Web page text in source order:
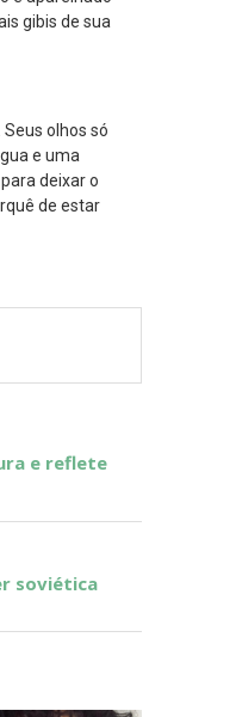
gibis de sua
olhos só
e uma
deixar o
de estar
e reflete
soviética